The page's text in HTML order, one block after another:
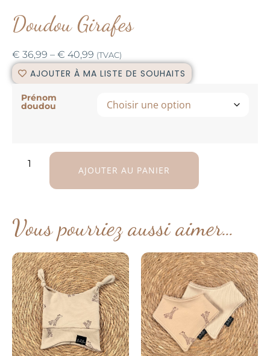
Doudou Girafes
€ 36,99 – € 40,99 (TVAC)
AJOUTER À MA LISTE DE SOUHAITS
Prénom
doudou
AJOUTER AU PANIER
Vous pourriez aussi aimer…